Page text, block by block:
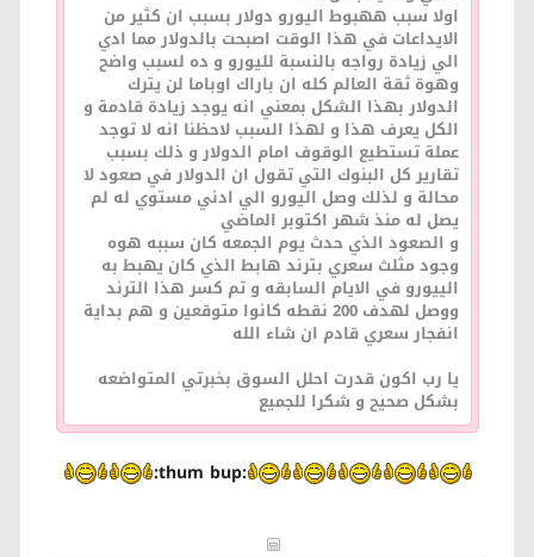
اولا سبب ههبوط اليورو دولار بسبب ان كثير من
الايداعات في هذا الوقت اصبحت بالدولار مما ادي
الي زيادة رواجه بالنسبة لليورو و ده لسبب واضح
وهوة ثقة العالم كله ان باراك اوباما لن يترك
الدولار بهذا الشكل بمعني انه يوجد زيادة قادمة و
الكل يعرف هذا و لهذا السبب لاحظنا انه لا توجد
عملة تستطيع الوقوف امام الدولار و ذلك بسبب
تقارير كل البنوك التي تقول ان الدولار في صعود لا
محالة و لذلك وصل اليورو الي ادني مستوي له لم
يصل له منذ شهر اكتوبر الماضي
و الصعود الذي حدث يوم الجمعه كان سببه هوه
وجود مثلث سعري بترند هابط الذي كان يهبط به
الييورو في الايام السابقه و تم كسر هذا الترند
ووصل لهدف 200 نقطه كانوا متوقعين و هم بداية
انفجار سعري قادم ان شاء الله
يا رب اكون قدرت احلل السوق بخبرتي المتواضعه
بشكل صحيح و شكرا للجميع
:thum bup: